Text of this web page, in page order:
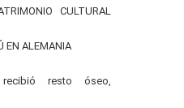
CULTURAL
EN ALEMANIA
recibió resto óseo,